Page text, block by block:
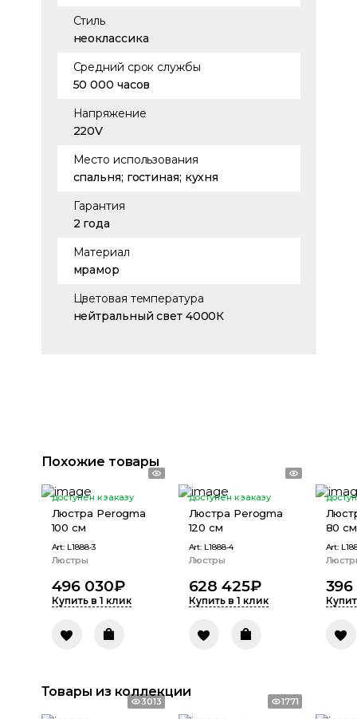
Стиль
неоклассика
Средний срок службы
50 000 часов
Напряжение
220V
Место использования
спальня; гостиная; кухня
Гарантия
2 года
Материал
мрамор
Цветовая температура
нейтральный свет 4000К
Похожие товары
доступен к заказу
Люстра Perogma
100 см
Art: L1888-3
Люстры
496 030₽
Купить в 1 клик
доступен к заказу
Люстра Perogma
120 см
Art: L1888-4
Люстры
628 425₽
Купить в 1 клик
80 см
Art:
Товары из коллекции
3013 1771